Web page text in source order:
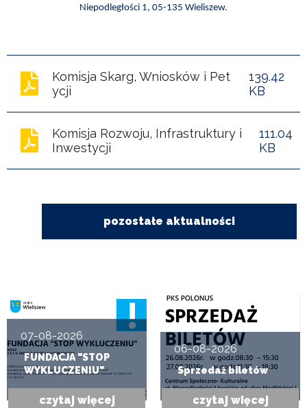
POWIETRZE
REUSE4WILL
WIELISZEWSKIE
Niepodległości 1, 05-135 Wieliszew.
Komisja Skarg, Wniosków i Pet
ycji
139.42
KB
Komisja Rozwoju, Infrastruktury i
Inwestycji
111.04
KB
pozostałe aktualności
07-08-2026
FUNDACJA "STOP
WYKLUCZENIU"
czytaj więcej
06-08-2026
Sprzedaż biletów
czytaj więcej